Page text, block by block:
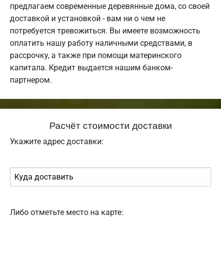
предлагаем современные деревянные дома, со своей
доставкой и установкой - вам ни о чем не
потребуется тревожиться. Вы имеете возможность
оплатить нашу работу наличными средствами, в
рассрочку, а также при помощи материнского
капитала. Кредит выдается нашим банком-
партнером.
Расчёт стоимости доставки
Укажите адрес доставки:
Либо отметьте место на карте: